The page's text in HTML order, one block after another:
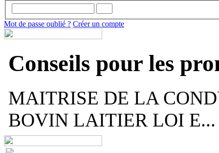
Mot de passe oublié ? Créer un compte
Conseils pour les
MAITRISE DE LA
BOVIN LAITIER LOI E...